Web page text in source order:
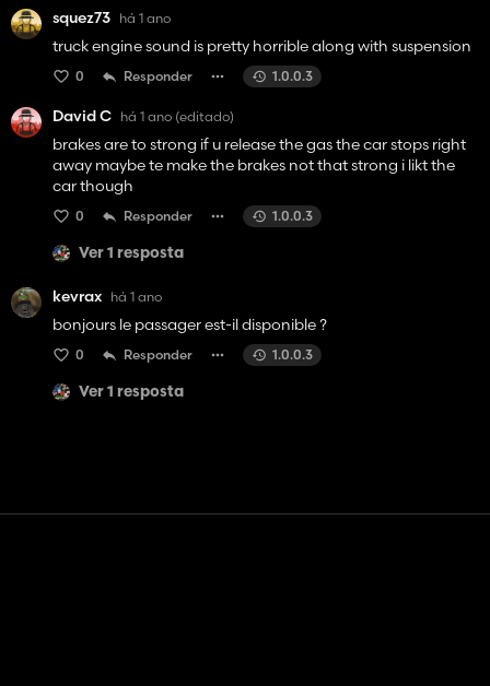
squez73 há 1 ano
truck engine sound is pretty horrible along with suspension
0 Responder 1.0.0.3
David C há 1 ano (editado)
brakes are to strong if u release the gas the car stops right
away maybe te make the brakes not that strong i likt the
car though
0 Responder 1.0.0.3
Ver 1 resposta
kevrax há 1 ano
bonjours le passager est-il disponible ?
0 Responder 1.0.0.3
Ver 1 resposta